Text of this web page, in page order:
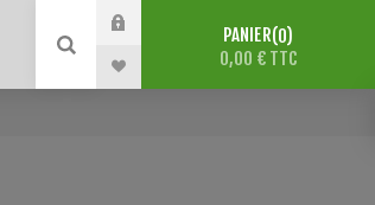
PANIER 0
0,00 € TTC